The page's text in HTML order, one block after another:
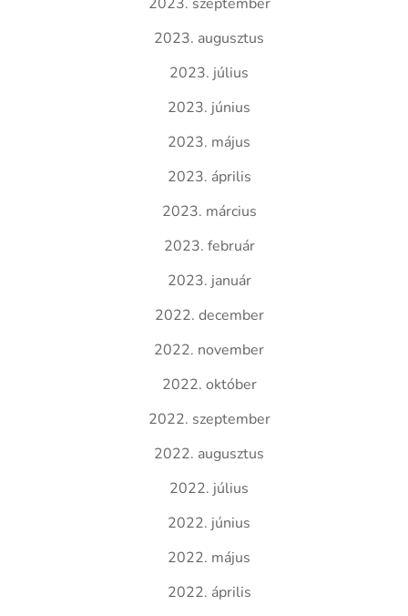
2023. augusztus
2023. július
2023. június
2023. május
2023. április
2023. március
2023. február
2023. január
2022. december
2022. november
2022. október
2022. szeptember
2022. augusztus
2022. július
2022. június
2022. május
2022. április